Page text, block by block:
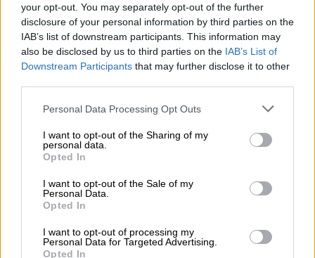
your opt-out. You may separately opt-out of the further
disclosure of your personal information by third parties on the
IAB’s list of downstream participants. This information may
also be disclosed by us to third parties on the IAB’s List of
Downstream Participants that may further disclose it to other
Please note that this website/app uses one or more Google
not limited to your visit or usage behaviour. You may click to
grant or deny consent to Google and its third-party tags to
use your data for below specified purposes in below Google
consent section.
Personal Data Processing Opt Outs
I want to opt-out of the Sharing of my
personal data.
Opted In
I want to opt-out of the Sale of my
Personal Data.
Opted In
I want to opt-out of processing my
Personal Data for Targeted Advertising.
Opted In
ΔΙΑΒΑΣΤΕ ΕΠΙΣΗΣ
Ελλάδα|27.05.2025 17:47
Χαλκηδόνα
Ελλάδα|29.05.2025 14:25
Αποπειράθηκε να αυτοκτονήσει ο
17χρονος Πολωνός που κατηγορείται
για τη δολοφονία ανήλικης